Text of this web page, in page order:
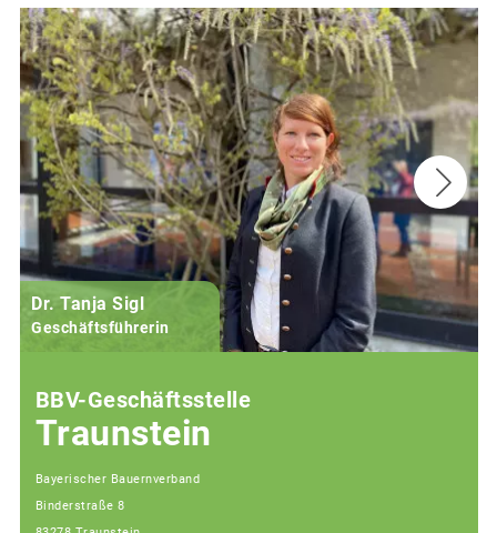
Dr. Tanja Sigl
Geschäftsführerin
BBV-Geschäftsstelle
Traunstein
Bayerischer Bauernverband
Binderstraße 8